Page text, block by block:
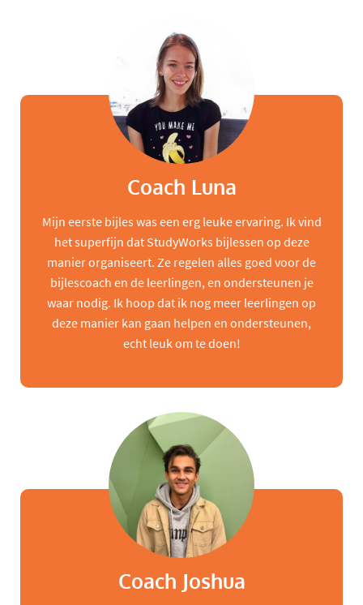
Coach Luna
Mijn eerste bijles was een erg leuke ervaring. Ik vind
het superfijn dat StudyWorks bijlessen op deze
manier organiseert. Ze regelen alles goed voor de
bijlescoach en de leerlingen, en ondersteunen je
waar nodig. Ik hoop dat ik nog meer leerlingen op
deze manier kan gaan helpen en ondersteunen,
echt leuk om te doen!
Coach Joshua